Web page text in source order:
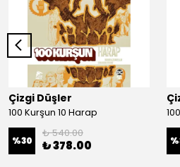
Çizgi Düşler
100 Kurşun 10 Harap
%30
₺ 540.00
₺ 378.00 %